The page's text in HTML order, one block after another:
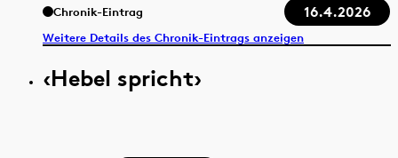
Chronik-Eintrag 16.4.2026
Weitere Details des Chronik-Eintrags anzeigen
‹Hebel spricht›